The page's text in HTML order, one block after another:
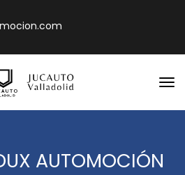
AUTOMOCIÓN